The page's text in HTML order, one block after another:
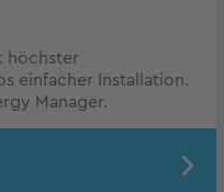
höchster
einfacher Installation.
Manager.